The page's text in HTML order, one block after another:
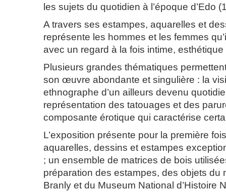
les sujets du quotidien à l’époque d’Edo
A travers ses estampes, aquarelles et
représente les hommes et les femmes
avec un regard à la fois intime,
Plusieurs grandes thématiques
son œuvre abondante et singulière : la
ethnographe d’un ailleurs devenu
représentation des tatouages et des
composante érotique qui caractérise
L’exposition présente pour la première
aquarelles, dessins et estampes
; un ensemble de matrices de bois
préparation des estampes, des objets du
Branly et du Museum National d’Histoire